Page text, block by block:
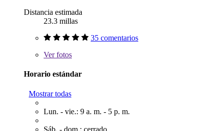
Distancia estimada
23.3 millas
35 comentarios
Verfotos
Horario estándar
Mostrar todas
Lun. - vie.: 9 a. m. - 5 p. m.
Sáb. - dom.: cerrado